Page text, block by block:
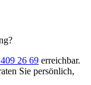
26 69 erreichbar.
Sie persönlich,